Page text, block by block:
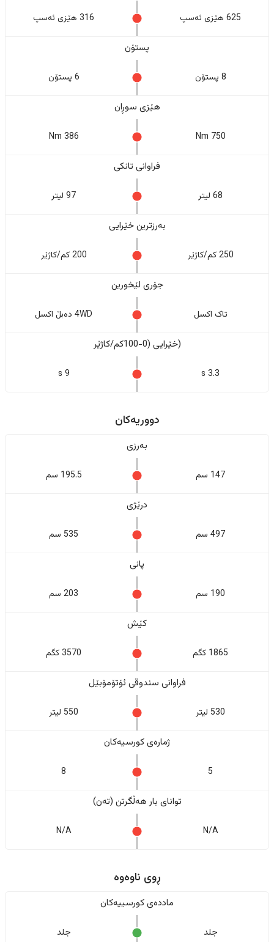
625 هێزی ئەسپ 316 هێزی ئەسپ
پستۆن
8 پستۆن 6 پستۆن
هێزی سوڕان
750 Nm
386 Nm
فراوانی تانکی
68 لیتر 97 لیتر
بەرزترین خێرایی
250 کم/کاژێر 200 کم/کاژێر
جۆری لێخورین
تاک اکسل 4WD دەبڵ اکسل
(خێرایی (0-100کم/کاژێر
3.3 s
9 s
دووریەکان
بەرزی
147 سم 195.5 سم
درێژی
497 سم 535 سم
پانی
190 سم 203 سم
کێش
1865 کگم 3570 کگم
فراوانی سندوقی ئۆتۆمۆبێل
530 لیتر 550 لیتر
ژمارەی کورسیەکان
5
8
تواناى بار هەڵگرتن (تەن)
N/A
N/A
ڕوی ناوەوە
ماددەی کورسییەکان
جلد جلد